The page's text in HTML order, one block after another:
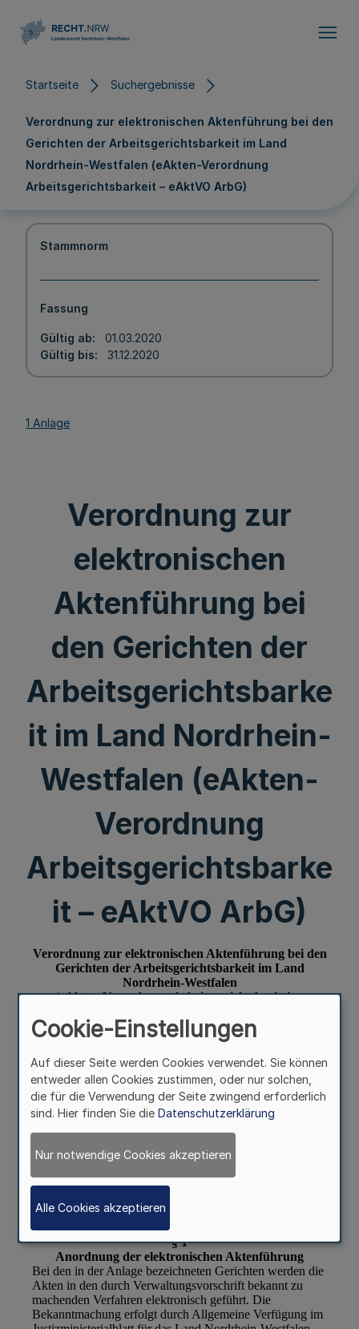
Startseite Suchergebnisse
Verordnung zur elektronischen Aktenführung bei den
Gerichten der Arbeitsgerichtsbarkeit im Land
Nordrhein-Westfalen (eAkten-Verordnung
Arbeitsgerichtsbarkeit – eAktVO ArbG)
Stammnorm
Fassung
Gültig ab
01.03.2020
Gültig bis
31.12.2020
1 Anlage
Verordnung zur
elektronischen
Aktenführung bei
den Gerichten der
Arbeitsgerichtsbarke
it im Land Nordrhein-
Westfalen (eAkten-
Verordnung
Arbeitsgerichtsbarke
it – eAktVO ArbG)
Cookie-Einstellungen
Auf dieser Seite werden Cookies verwendet. Sie können
entweder allen Cookies zustimmen, oder nur solchen,
die für die Verwendung der Seite zwingend erforderlich
sind. Hier finden Sie die Datenschutzerklärung
Nur notwendige Cookies akzeptieren
Alle Cookies akzeptieren